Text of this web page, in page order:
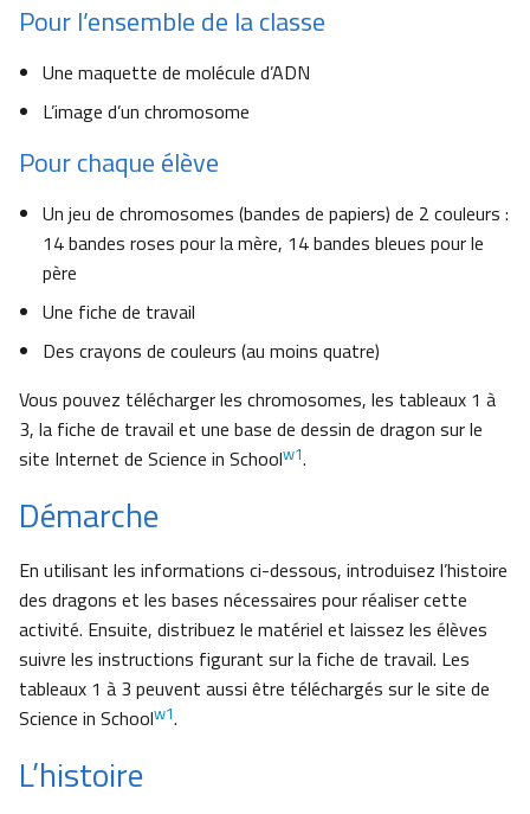
Pour l’ensemble de la classe
Une maquette de molécule d’ADN
L’image d’un chromosome
Pour chaque élève
Un jeu de chromosomes (bandes de papiers) de 2 couleurs :
14 bandes roses pour la mère, 14 bandes bleues pour le
père
Une fiche de travail
Des crayons de couleurs (au moins quatre)
Vous pouvez télécharger les chromosomes, les tableaux 1 à
3, la fiche de travail et une base de dessin de dragon sur le
site Internet de Science in Schoolw1.
Démarche
En utilisant les informations ci-dessous, introduisez l’histoire
des dragons et les bases nécessaires pour réaliser cette
activité. Ensuite, distribuez le matériel et laissez les élèves
suivre les instructions figurant sur la fiche de travail. Les
tableaux 1 à 3 peuvent aussi être téléchargés sur le site de
Science in Schoolw1.
L’histoire